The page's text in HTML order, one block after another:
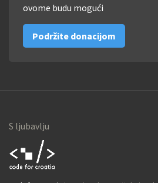
ovome budu mogući
Podržite donacijom
S ljubavlju